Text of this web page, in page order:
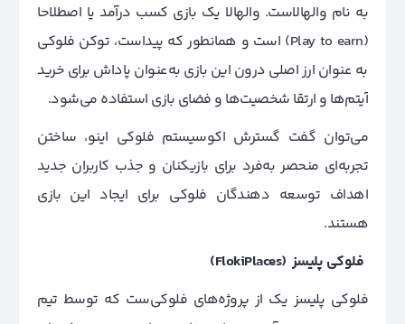
به نام والهالاست. والهالا یک بازی کسب درآمد یا اصطلاحا
(Play to earn) است و همانطور که پیداست، توکن فلوکی
به عنوان ارز اصلی درون این بازی به‌عنوان پاداش برای خرید
آیتم‌ها و ارتقا شخصیت‌ها و فضای بازی استفاده می‌شود.
می‌توان گفت گسترش اکوسیستم فلوکی اینو، ساختن
تجربه‌ای منحصر به‌فرد برای بازیکنان و جذب کاربران جدید
اهداف توسعه دهندگان فلوکی برای ایجاد این بازی
هستند.
فلوکی پلیسز (FlokiPlaces)
فلوکی پلیسز یک از پروژه‌های فلوکی‌ست که توسط تیم